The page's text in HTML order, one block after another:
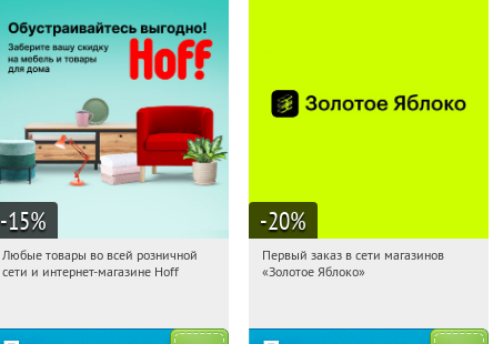
-15%
19:23:18 Получили:
Любые товары во всей розничной
сети и интернет-магазине Hoff
-20%
19:23:18
Получи первым!
Первый заказ в сети магазинов
«Золотое Яблоко»